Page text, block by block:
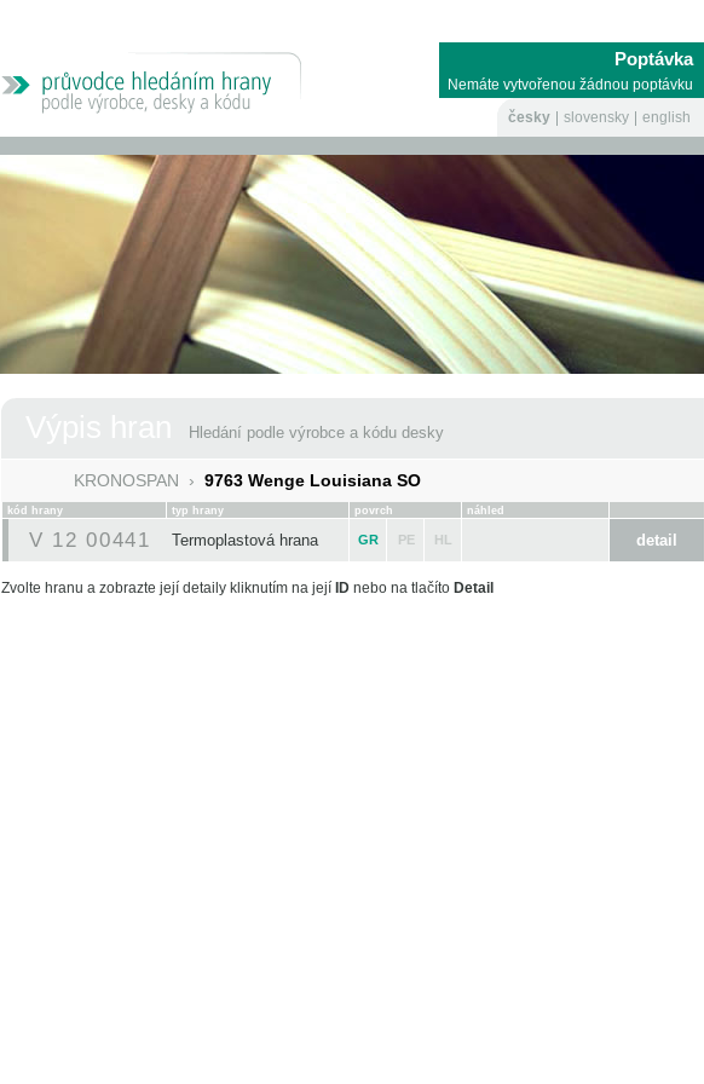
Poptávka
Nemáte vytvořenou žádnou poptávku
česky
slovensky english
Hledání podle výrobce a kódu desky
KRONOSPAN › 9763 Wenge Louisiana SO
kód hrany typ hrany povrch náhled
V 12 00441 Termoplastová hrana GR PE HL detail
Zvolte hranu a zobrazte její detaily kliknutím na její ID nebo na tlačíto Detail